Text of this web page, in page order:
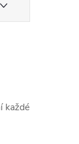
každé